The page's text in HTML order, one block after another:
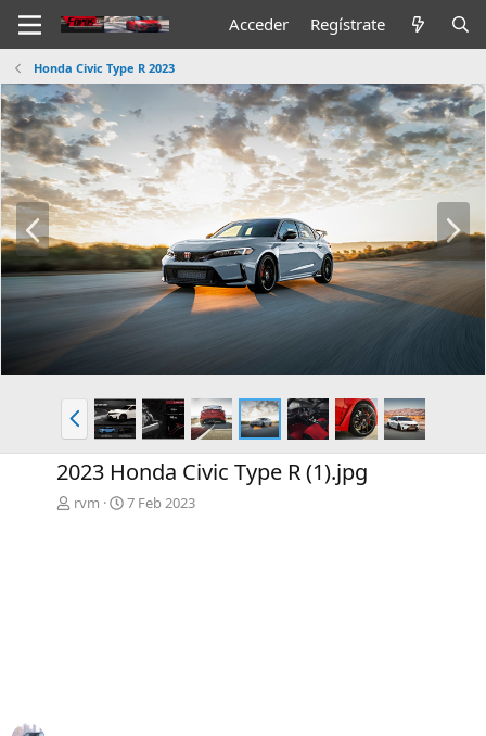
Acceder Regístrate
Honda Civic Type R 2023
A
n
t
.
i
g
A
n
t
.
2023 Honda Civic Type R (1).jpg
rvm 7 Feb 2023